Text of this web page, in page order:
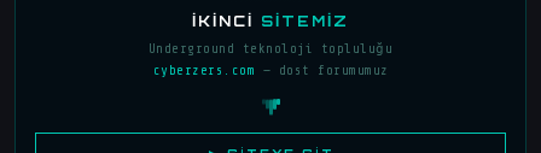
İKINCI SITEMIZ
Underground teknoloji topluluğu
cyberzers.com — dost forumumuz